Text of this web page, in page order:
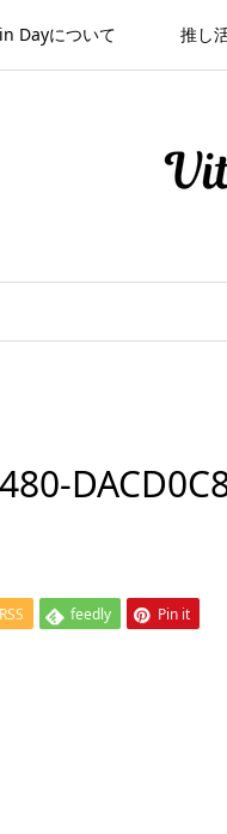
Dayについて 推し
RSS feedly Pin it